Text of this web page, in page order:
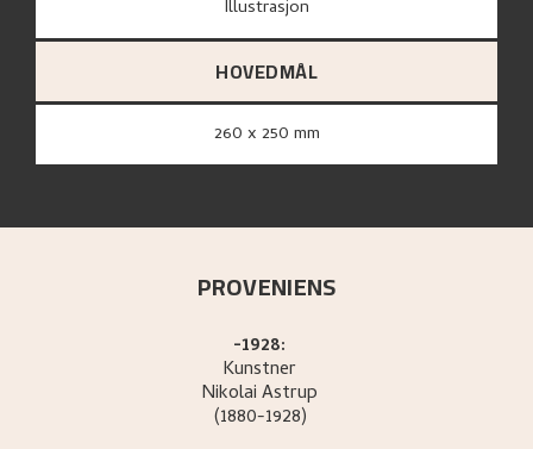
Illustrasjon
HOVEDMÅL
260 x 250 mm
PROVENIENS
-1928:
Kunstner
NikolaiAstrup
(1880-1928)